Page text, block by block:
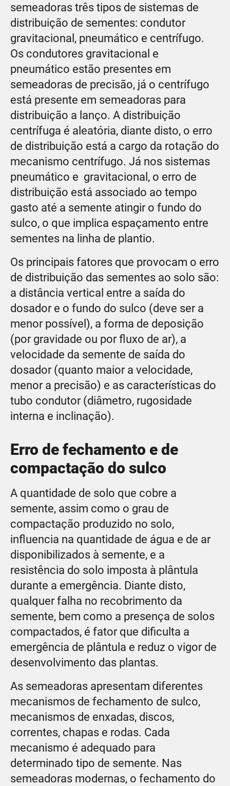
semeadoras três tipos de sistemas de
distribuição de sementes: condutor
gravitacional, pneumático e centrífugo.
Os condutores gravitacional e
pneumático estão presentes em
semeadoras de precisão, já o centrífugo
está presente em semeadoras para
distribuição a lanço. A distribuição
centrífuga é aleatória, diante disto, o erro
de distribuição está a cargo da rotação do
mecanismo centrífugo. Já nos sistemas
pneumático e gravitacional, o erro de
distribuição está associado ao tempo
gasto até a semente atingir o fundo do
sulco, o que implica espaçamento entre
sementes na linha de plantio.
Os principais fatores que provocam o erro
de distribuição das sementes ao solo são:
a distância vertical entre a saída do
dosador e o fundo do sulco (deve ser a
menor possível), a forma de deposição
(por gravidade ou por fluxo de ar), a
velocidade da semente de saída do
dosador (quanto maior a velocidade,
menor a precisão) e as características do
tubo condutor (diâmetro, rugosidade
interna e inclinação).
Erro de fechamento e de
compactação do sulco
A quantidade de solo que cobre a
semente, assim como o grau de
compactação produzido no solo,
influencia na quantidade de água e de ar
disponibilizados à semente, e a
resistência do solo imposta à plântula
durante a emergência. Diante disto,
qualquer falha no recobrimento da
semente, bem como a presença de solos
compactados, é fator que dificulta a
emergência de plântula e reduz o vigor de
desenvolvimento das plantas.
As semeadoras apresentam diferentes
mecanismos de fechamento de sulco,
mecanismos de enxadas, discos,
correntes, chapas e rodas. Cada
mecanismo é adequado para
determinado tipo de semente. Nas
semeadoras modernas, o fechamento do